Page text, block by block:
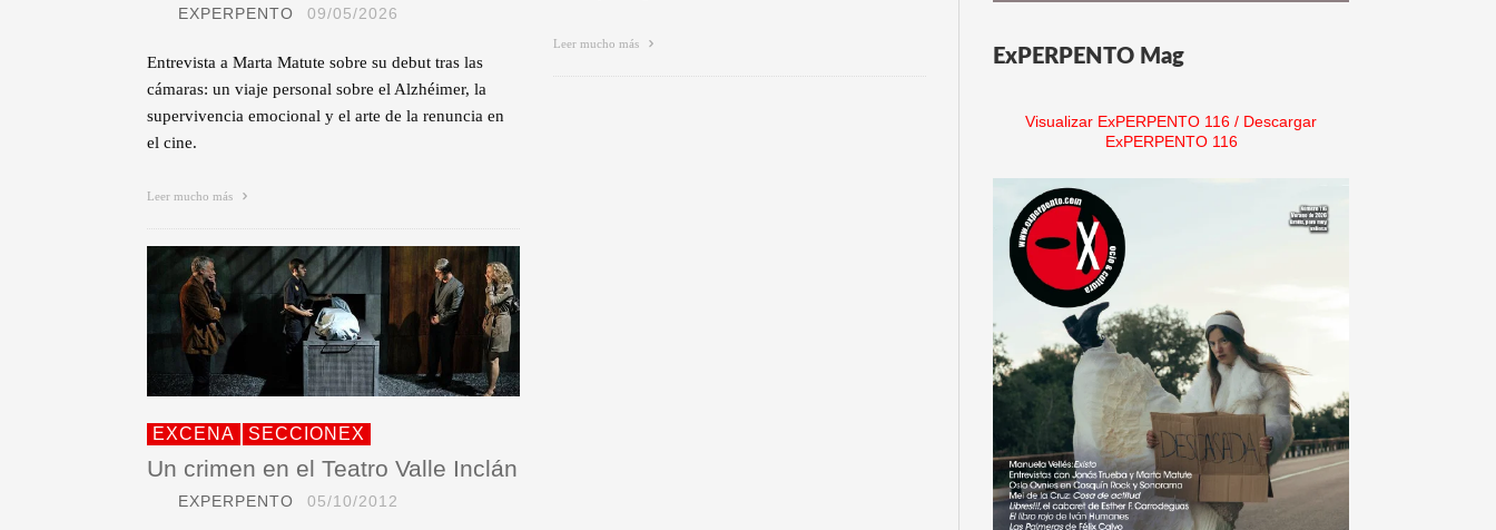
EXPERPENTO 09/05/2026
Entrevista a Marta Matute sobre su debut tras las
cámaras: un viaje personal sobre el Alzhéimer, la
supervivencia emocional y el arte de la renuncia en
el cine.
Leer mucho más
Leer mucho más
EXCENA SECCIONEX
Un crimen en el Teatro Valle Inclán
EXPERPENTO 05/10/2012
ExPERPENTO Mag
Visualizar ExPERPENTO 116 / Descargar
ExPERPENTO 116